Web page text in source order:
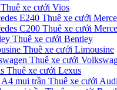
Thuê xe cưới Vios
Thuê xe cưới
Thuê xe cưới
Thuê xe cưới Bentley
Thuê xe cưới Limousine
Thuê xe cưới
Thuê xe cưới Lexus
Thuê xe cưới